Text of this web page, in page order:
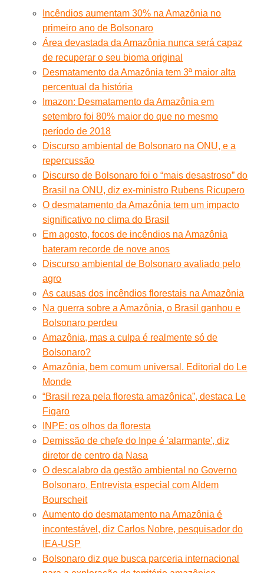
Incêndios aumentam 30% na Amazônia no
primeiro ano de Bolsonaro
Área devastada da Amazônia nunca será capaz
de recuperar o seu bioma original
Desmatamento da Amazônia tem 3ª maior alta
percentual da história
Imazon: Desmatamento da Amazônia em
setembro foi 80% maior do que no mesmo
período de 2018
Discurso ambiental de Bolsonaro na ONU, e a
repercussão
Discurso de Bolsonaro foi o “mais desastroso” do
Brasil na ONU, diz ex-ministro Rubens Ricupero
O desmatamento da Amazônia tem um impacto
significativo no clima do Brasil
Em agosto, focos de incêndios na Amazônia
bateram recorde de nove anos
Discurso ambiental de Bolsonaro avaliado pelo
agro
As causas dos incêndios florestais na Amazônia
Na guerra sobre a Amazônia, o Brasil ganhou e
Bolsonaro perdeu
Amazônia, mas a culpa é realmente só de
Bolsonaro?
Amazônia, bem comum universal. Editorial do Le
Monde
“Brasil reza pela floresta amazônica”, destaca Le
Figaro
INPE: os olhos da floresta
Demissão de chefe do Inpe é 'alarmante', diz
diretor de centro da Nasa
O descalabro da gestão ambiental no Governo
Bolsonaro. Entrevista especial com Aldem
Bourscheit
Aumento do desmatamento na Amazônia é
incontestável, diz Carlos Nobre, pesquisador do
IEA-USP
Bolsonaro diz que busca parceria internacional